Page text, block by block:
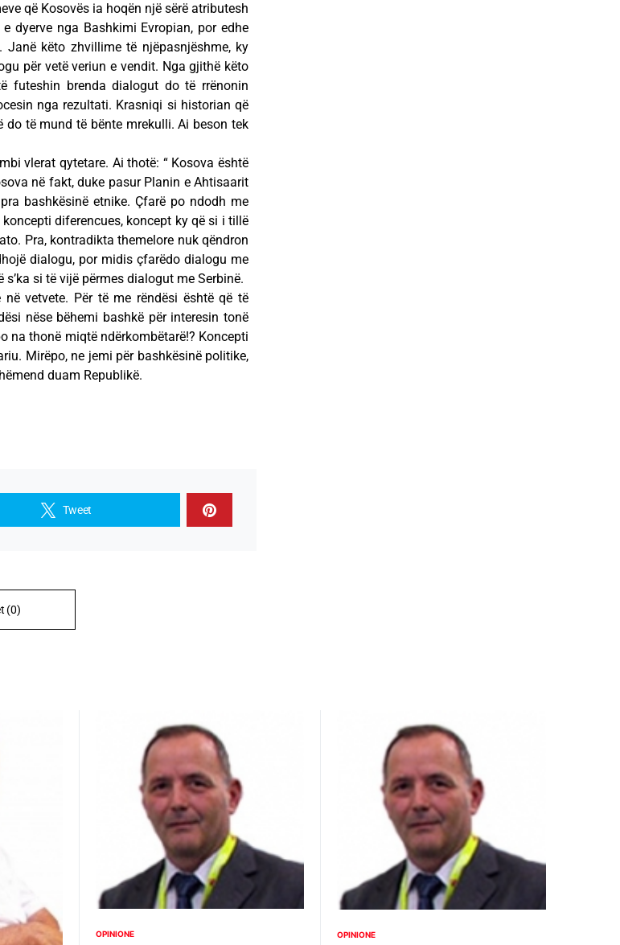
që Kosovës ia hoqën një sërë atributesh
dyerve nga Bashkimi Evropian, por edhe
këto zhvillime të njëpasnjëshme, ky
për vetë veriun e vendit. Nga gjithë këto
futeshin brenda dialogut do të rrënonin
nga rezultati. Krasniqi si historian që
të mund të bënte mrekulli. Ai beson tek
vlerat qytetare. Ai thotë: “ Kosova është
në fakt, duke pasur Planin e Ahtisaarit
bashkësinë etnike. Çfarë po ndodh me
diferencues, koncept ky që si i tillë
Pra, kontradikta themelore nuk qëndron
dialogu, por midis çfarëdo dialogu me
si të vijë përmes dialogut me Serbinë.
vetvete. Për të me rëndësi është që të
nëse bëhemi bashkë për interesin tonë
na thonë miqtë ndërkombëtarë!? Koncepti
Mirëpo, ne jemi për bashkësinë politike,
duam Republikë.
Tweet
(0)
OPINIONE OPINIONE